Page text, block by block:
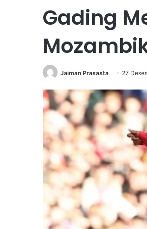
Gading
Jaiman Prasasta 27